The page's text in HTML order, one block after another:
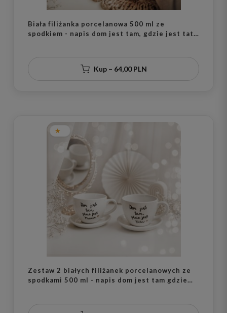
Biała filiżanka porcelanowa 500 ml ze
spodkiem - napis dom jest tam, gdzie jest tata
Kup – 64,00 PLN
Zestaw 2 białych filiżanek porcelanowych ze
spodkami 500 ml - napis dom jest tam gdzie